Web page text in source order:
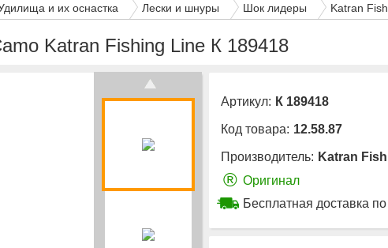
и их оснастка Лески и шнуры Шок лидеры Katran
Katran Fishing Line К 189418
Артикул: К 189418
Код товара: 12.58.87
Производитель: Katran
® Оригинал
Бесплатная доставка